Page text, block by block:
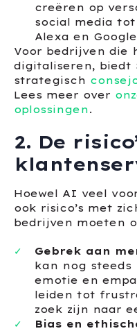
creëren op
social media
Alexa en
Voor bedrijven die
digitaliseren, biedt
strategisch
Lees meer over
oplossingen.
2. De
Hoewel AI veel
ook risico’s met
bedrijven moeten
Gebrek aan
kan nog steeds
emotie en
leiden tot
zoek zijn naar
Bias en